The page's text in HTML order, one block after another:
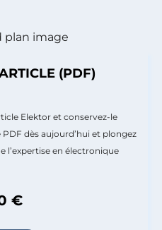
(PDF)
Elektor et conservez-le
dès aujourd’hui et plongez
l’expertise en électronique
€